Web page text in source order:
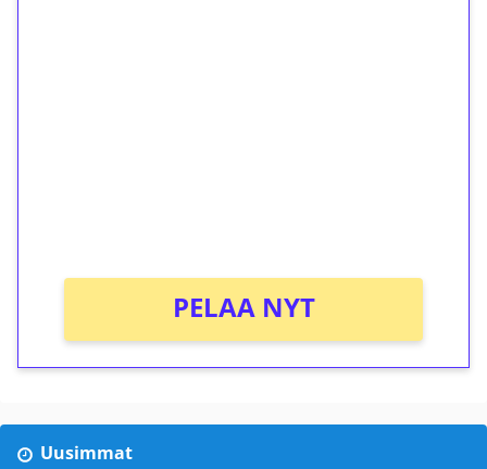
PELAA NYT
Uusimmat